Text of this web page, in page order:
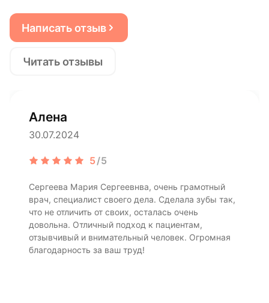
Написать отзыв
Читать отзывы
Алена
30.07.2024
5/5
Сергеева Мария Сергеевнва, очень грамотный
врач, специалист своего дела. Сделала зубы так,
что не отличить от своих, осталась очень
довольна. Отличный подход к пациентам,
отзывчивый и внимательный человек. Огромная
благодарность за ваш труд!